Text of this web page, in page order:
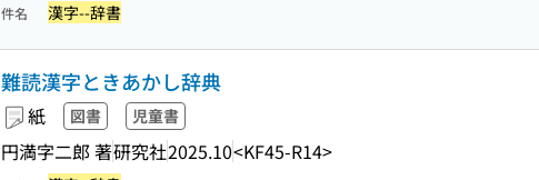
件名 漢字--辞書
難読漢字ときあかし辞典
紙 図書 児童書
円満字二郎 著研究社2025.10<KF45-R14>